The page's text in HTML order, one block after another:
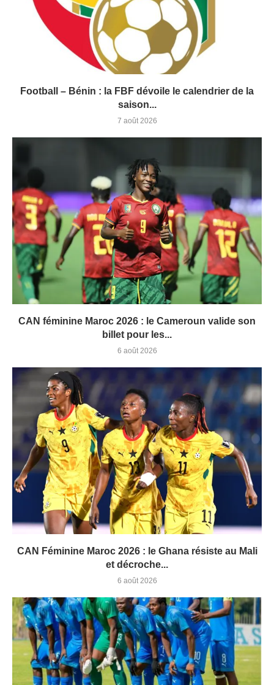
Football – Bénin : la FBF dévoile le calendrier de la
saison...
7 août 2026
CAN féminine Maroc 2026 : le Cameroun valide son
billet pour les...
6 août 2026
CAN Féminine Maroc 2026 : le Ghana résiste au Mali
et décroche...
6 août 2026